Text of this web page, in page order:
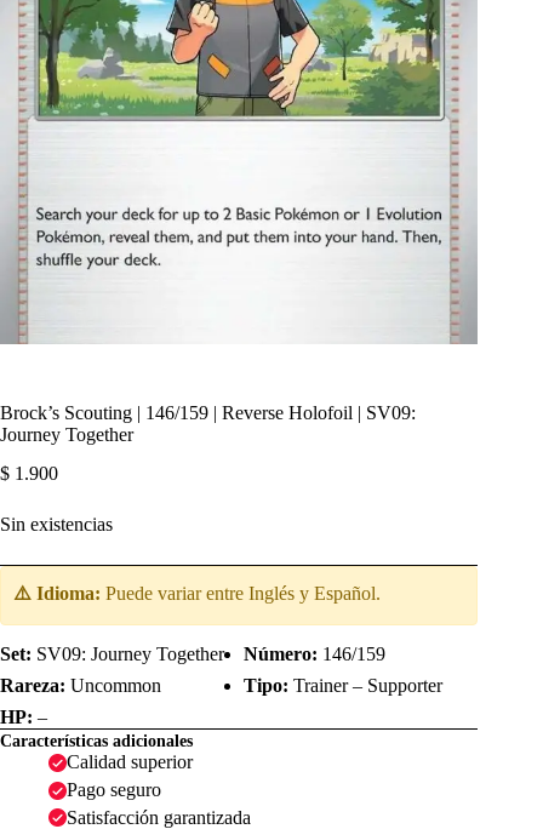
Brock’s Scouting | 146/159 | Reverse Holofoil | SV09:
Journey Together
$ 1.900
Sin existencias
⚠️ Idioma: Puede variar entre Inglés y Español.
Set: SV09: Journey Together Número: 146/159
Rareza: Uncommon Tipo: Trainer – Supporter
HP: –
Características adicionales
Calidad superior
Pago seguro
Satisfacción garantizada